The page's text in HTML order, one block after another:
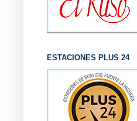
ESTACIONES PLUS 24